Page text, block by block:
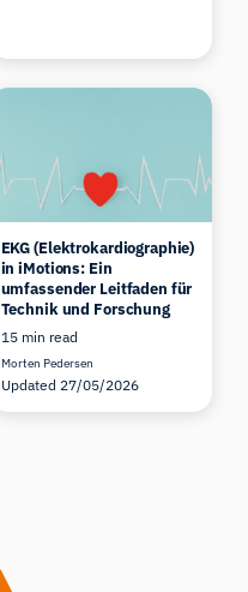
EKG (Elektrokardiographie)
in iMotions: Ein
umfassender Leitfaden für
Technik und Forschung
15 min read
Morten Pedersen
Updated 27/05/2026